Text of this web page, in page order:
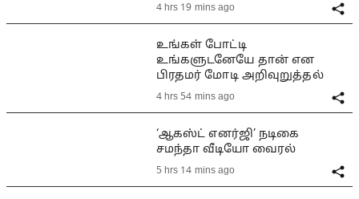
4 hrs 19 mins ago
உங்கள் போட்டி
உங்களுடனேயே தான் என
பிரதமர் மோடி அறிவுறுத்தல்
4 hrs 54 mins ago
‘ஆகஸ்ட் எனர்ஜி’ நடிகை
சமந்தா வீடியோ வைரல்
5 hrs 14 mins ago